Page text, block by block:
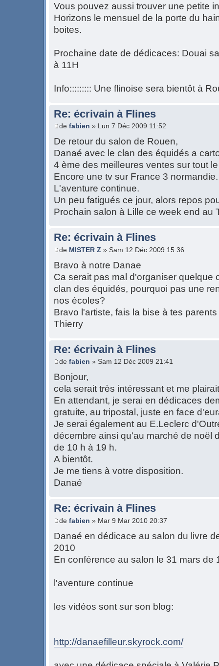
Vous pouvez aussi trouver une petite
Horizons le mensuel de la porte du
boites.
Prochaine date de dédicaces: Douai
à 11H
Info::::::::: Une flinoise sera bientôt à
Re: écrivain à Flines
de fabien » Lun 7 Déc 2009 11:52
De retour du salon de Rouen,
Danaé avec le clan des équidés a
4 ème des meilleures ventes sur tout
Encore une tv sur France 3 normandie.
L'aventure continue.
Un peu fatigués ce jour, alors repos
Prochain salon à Lille ce week end au
Re: écrivain à Flines
de MISTER Z » Sam 12 Déc 2009 15:36
Bravo à notre Danae
Ca serait pas mal d'organiser quelque
clan des équidés, pourquoi pas une
nos écoles?
Bravo l'artiste, fais la bise à tes parents
Thierry
Re: écrivain à Flines
de fabien » Sam 12 Déc 2009 21:41
Bonjour,
cela serait très intéressant et me
En attendant, je serai en dédicaces
gratuite, au tripostal, juste en face
Je serai également au E.Leclerc
décembre ainsi qu'au marché de noël
de 10 h à 19 h.
A bientôt.
Je me tiens à votre disposition.
Danaé
Re: écrivain à Flines
de fabien » Mar 9 Mar 2010 20:37
Danaé en dédicace au salon du livre
2010
En conférence au salon le 31 mars de
l'aventure continue
les vidéos sont sur son blog:
http://danaefilleur.skyrock.com/